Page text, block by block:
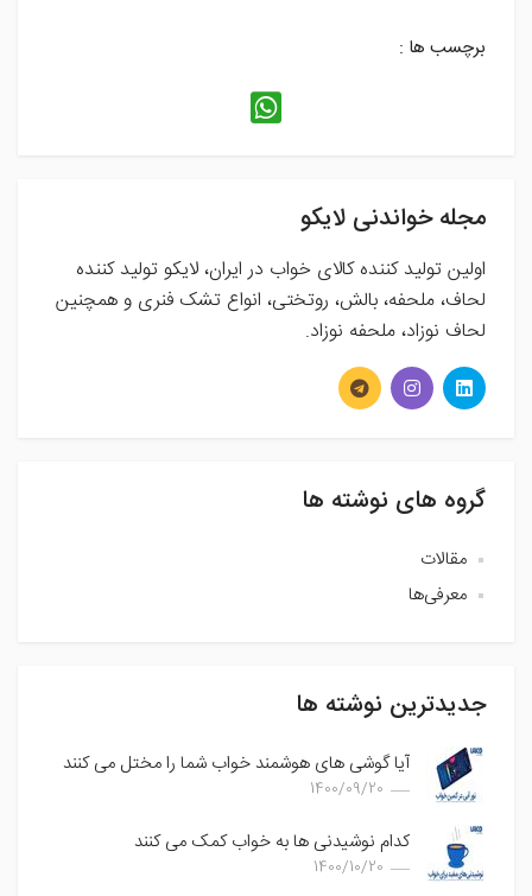
برچسب ها :
مجله خواندنی لایکو
اولین تولید کننده کالای خواب در ایران، لایکو تولید کننده
لحاف، ملحفه، بالش، روتختی، انواع تشک فنری و همچنین
لحاف نوزاد، ملحفه نوزاد.
گروه های نوشته ها
مقالات
معرفی‌ها
جدیدترین نوشته ها
آیا گوشی های هوشمند خواب شما را مختل می کنند
1400/09/20
کدام نوشیدنی ها به خواب کمک می کنند
1400/10/20